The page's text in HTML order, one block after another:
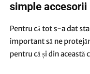
simple accesorii
Pentru că tot s-a dat
important să ne
pentru că și din această